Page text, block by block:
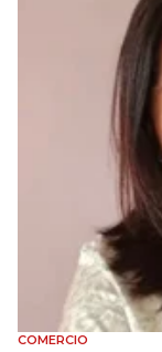
COMERCIO